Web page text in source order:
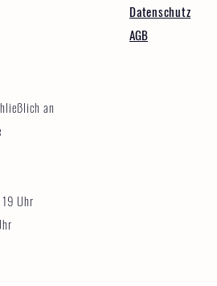
an
Uhr
Datenschutz
AGB